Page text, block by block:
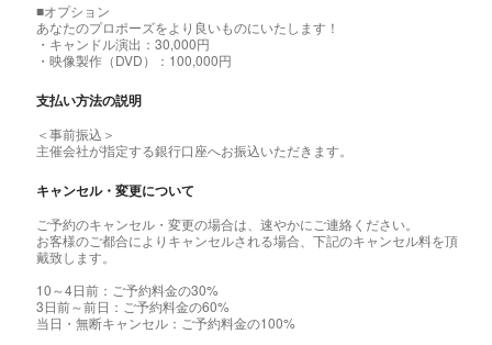
■オプション
あなたのプロポーズをより良いものにいたします！
・キャンドル演出：30,000円
・映像製作（DVD）：100,000円
支払い方法の説明
＜事前振込＞
主催会社が指定する銀行口座へお振込いただきます。
キャンセル・変更について
ご予約のキャンセル・変更の場合は、速やかにご連絡ください。
お客様のご都合によりキャンセルされる場合、下記のキャンセル料を頂
戴致します。
10～4日前：ご予約料金の30%
3日前～前日：ご予約料金の60%
当日・無断キャンセル：ご予約料金の100%